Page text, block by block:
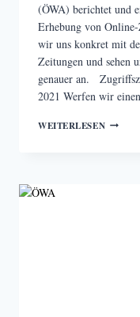
(ÖWA) berichtet und
Erhebung von
wir uns konkret mit
Zeitungen und sehen
genauer an.
2021 Werfen wir
WEITERLESEN